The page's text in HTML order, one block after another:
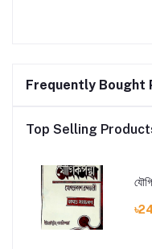
Frequently Bought
Top Selling